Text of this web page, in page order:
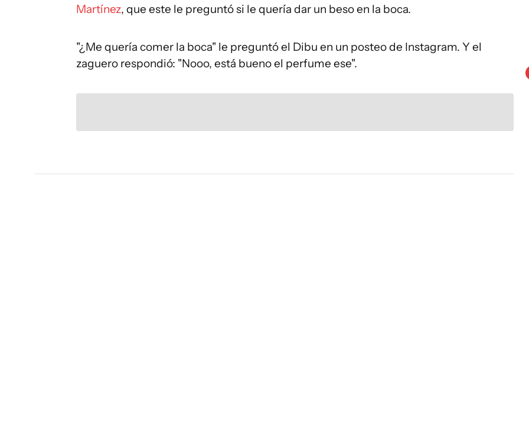
Martínez, que este le preguntó si le quería dar un beso en la boca.
"¿Me quería comer la boca" le preguntó el Dibu en un posteo de Instagram. Y el
zaguero respondió: "Nooo, está bueno el perfume ese".